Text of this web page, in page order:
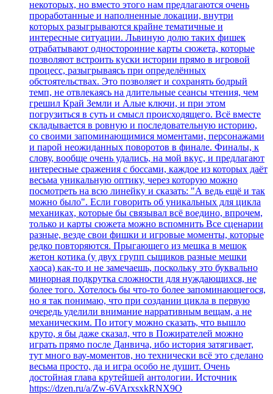
некоторых, но вместо этого нам предлагаются очень
проработанные и наполненные локации, внутри
которых разыгрываются крайне тематичные и
интересные ситуации. Львиную долю таких фишек
отрабатывают односторонние карты сюжета, которые
позволяют встроить куски истории прямо в игровой
процесс, разыгрываясь при определённых
обстоятельствах. Это позволяет и сохранять бодрый
темп, не отвлекаясь на длительные сеансы чтения, чем
грешил Край Земли и Алые ключи, и при этом
погрузиться в суть и смысл происходящего. Всё вместе
складывается в ровную и последовательную историю,
со своими запоминающимися моментами, персонажами
и парой неожиданных поворотов в финале. Финалы, к
слову, вообще очень удались, на мой вкус, и предлагают
интересные сражения с боссами, каждое из которых даёт
весьма уникальную оптику, через которую можно
посмотреть на всю линейку и сказать: "А ведь ещё и так
можно было". Если говорить об уникальных для цикла
механиках, которые бы связывал всё воедино, впрочем,
только и карты сюжета можно вспомнить Все сценарии
разные, везде свои фишки и игровые моменты, которые
редко повторяются. Прыгающего из мешка в мешок
жетон котика (у двух групп сыщиков разные мешки
хаоса) как-то и не замечаешь, поскольку это буквально
минорная подкрутка сложности для нуждающихся, не
более того. Хотелось бы что-то более запоминающегося,
но я так понимаю, что при создании цикла в первую
очередь уделили внимание нарративным вещам, а не
механическим. По итогу можно сказать, что вышло
круто, я бы даже сказал, что в Пожирателей можно
играть прямо после Данвича, ибо история затягивает,
тут много вау-моментов, но технически всё это сделано
весьма просто, да и игра особо не душит. Очень
достойная глава крутейшей антологии. Источник
https://dzen.ru/a/Zw-6VArxsxkRNX9O